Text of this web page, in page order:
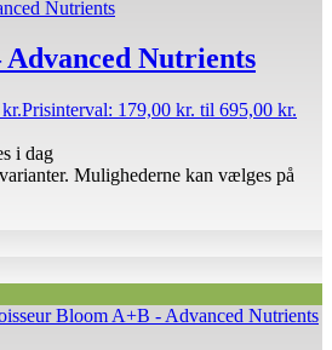
Advanced Nutrients
kr.Prisinterval: 179,00 kr. til 695,00 kr.
i dag
Mulighederne kan vælges på